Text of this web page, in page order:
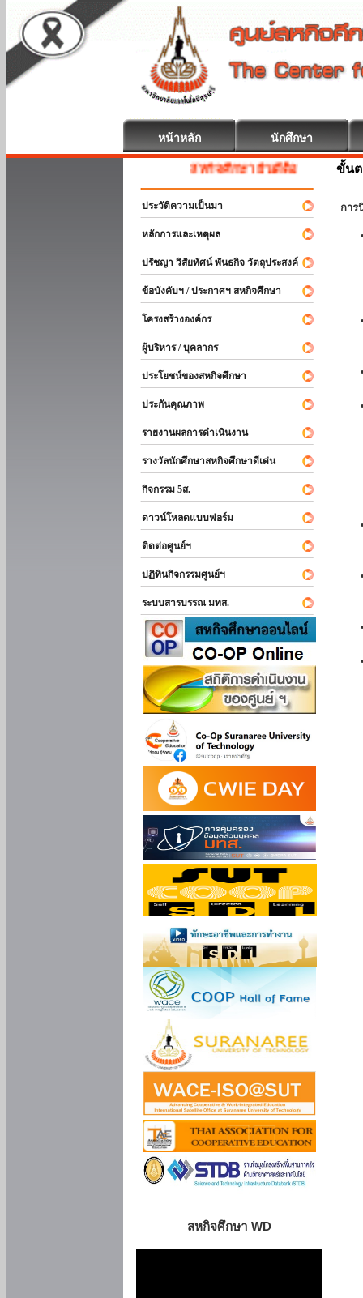
หน้าหลัก นักศึกษา
สหกิจศึกษา ยินดีต้อนรับ
ประวัติความเป็นมา
หลักการและเหตุผล
ปรัชญา วิสัยทัศน์ พันธกิจ วัตถุประสงค์
ข้อบังคับฯ / ประกาศฯ สหกิจศึกษา
โครงสร้างองค์กร
ผู้บริหาร / บุคลากร
ประโยชน์ของสหกิจศึกษา
ประกันคุณภาพ
รายงานผลการดำเนินงาน
รางวัลนักศึกษาสหกิจศึกษาดีเด่น
กิจกรรม 5ส.
ดาวน์โหลดแบบฟอร์ม
ติดต่อศูนย์ฯ
ปฏิทินกิจกรรมศูนย์ฯ
ระบบสารบรรณ มทส.
สหกิจศึกษา WD
ขั้นต
การ